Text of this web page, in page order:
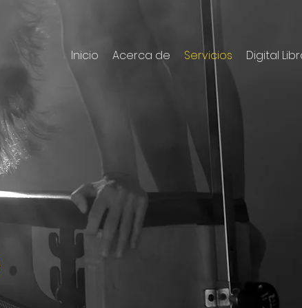
Inicio Acerca de Servicios Digital